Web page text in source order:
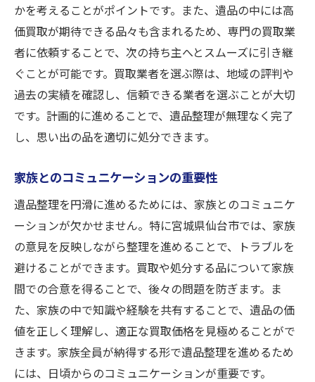
地元業者と全国展開業者の比較
遺品整理の際に知っておくべき買取の基礎知識
買取の流れと手順を学ぶ
遺品の価値を正しく評価する方法
専門業者による査定のメリット
買取価格に影響する要因を理解する
交渉を成功させるためのヒント
仙台市で高価買取を実現するための秘訣
需要が高い品物を知る
季節による買取価格の変動を理解する
事前に市場調査を行う大切さ
状態が良い品物にするための手入れ方法
複数業者から見積もりを取る理由
買取以外の選択肢を考慮する
地域密着型の買取業者が持つ利点とは
かを考えることがポイントです。また、遺品の中には高
価買取が期待できる品々も含まれるため、専門の買取業
者に依頼することで、次の持ち主へとスムーズに引き継
ぐことが可能です。買取業者を選ぶ際は、地域の評判や
過去の実績を確認し、信頼できる業者を選ぶことが大切
です。計画的に進めることで、遺品整理が無理なく完了
し、思い出の品を適切に処分できます。
家族とのコミュニケーションの重要性
遺品整理を円滑に進めるためには、家族とのコミュニケ
ーションが欠かせません。特に宮城県仙台市では、家族
の意見を反映しながら整理を進めることで、トラブルを
避けることができます。買取や処分する品について家族
間での合意を得ることで、後々の問題を防ぎます。ま
た、家族の中で知識や経験を共有することで、遺品の価
値を正しく理解し、適正な買取価格を見極めることがで
きます。家族全員が納得する形で遺品整理を進めるため
には、日頃からのコミュニケーションが重要です。